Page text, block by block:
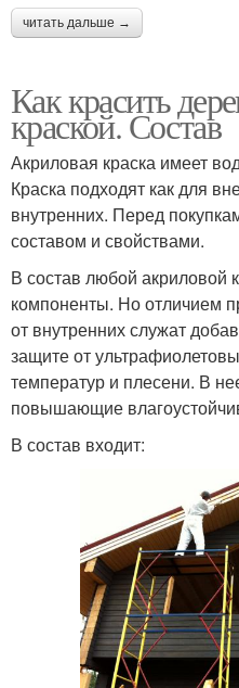
читать дальше →
Как красить
краской. Состав
Акриловая краска имеет
Краска подходят как для
внутренних. Перед
составом и свойствами.
В состав любой акриловой
компоненты. Но отличием
от внутренних служат
защите от
температур и плесени. В
повышающие
В состав входит: